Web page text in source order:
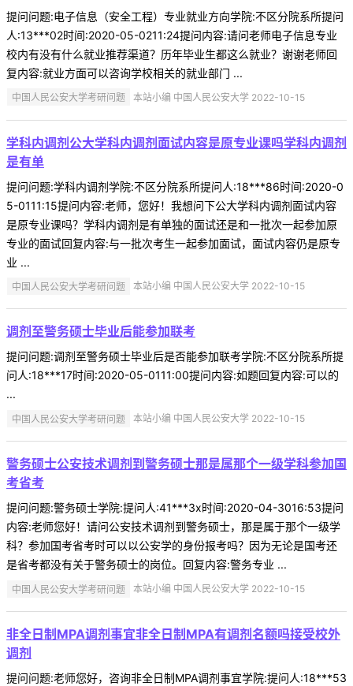
提问问题:电子信息（安全工程）专业就业方向学院:不区分院系所提问
人:13***02时间:2020-05-0211:24提问内容:请问老师电子信息专业
校内有没有什么就业推荐渠道？历年毕业生都这么就业？谢谢老师回
复内容:就业方面可以咨询学校相关的就业部门 ...
中国人民公安大学考研问题 本站小编 中国人民公安大学 2022-10-15
学科内调剂公大学科内调剂面试内容是原专业课吗学科内调剂
是有单
提问问题:学科内调剂学院:不区分院系所提问人:18***86时间:2020-0
5-0111:15提问内容:老师，您好！我想问下公大学科内调剂面试内容
是原专业课吗？学科内调剂是有单独的面试还是和一批次一起参加原
专业的面试回复内容:与一批次考生一起参加面试，面试内容仍是原专
业 ...
中国人民公安大学考研问题 本站小编 中国人民公安大学 2022-10-15
调剂至警务硕士毕业后能参加联考
提问问题:调剂至警务硕士毕业后是否能参加联考学院:不区分院系所提
问人:18***17时间:2020-05-0111:00提问内容:如题回复内容:可以的
...
中国人民公安大学考研问题 本站小编 中国人民公安大学 2022-10-15
警务硕士公安技术调剂到警务硕士那是属那个一级学科参加国
考省考
提问问题:警务硕士学院:提问人:41***3x时间:2020-04-3016:53提问
内容:老师您好！请问公安技术调剂到警务硕士，那是属于那个一级学
科？参加国考省考时可以以公安学的身份报考吗？因为无论是国考还
是省考都没有关于警务硕士的岗位。回复内容:警务专业 ...
中国人民公安大学考研问题 本站小编 中国人民公安大学 2022-10-15
非全日制MPA调剂事宜非全日制MPA有调剂名额吗接受校外
调剂
提问问题:老师您好，咨询非全日制MPA调剂事宜学院:提问人:18***53